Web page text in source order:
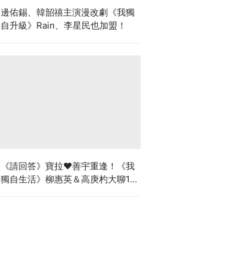
邊佑錫、韓韶禧主演漫改劇《我獨
自升級》Rain、李星民也加盟！
《請回答》寶拉♥善宇重逢！《我
獨自生活》柳惠英＆高庚杓大聊16